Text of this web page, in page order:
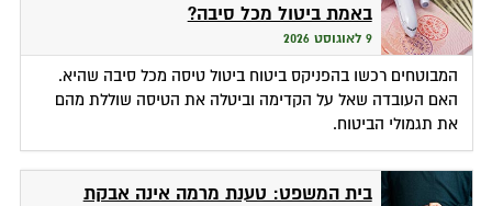
באמת ביטול מכל סיבה?
9 לאוגוסט 2026
המבוטחים רכשו בהפניקס ביטוח ביטול טיסה מכל סיבה שהיא.
האם העובדה שאל על הקדימה וביטלה את הטיסה שוללת מהם
את תגמולי הביטוח.
בית המשפט: טענת מרמה אינה אבקת